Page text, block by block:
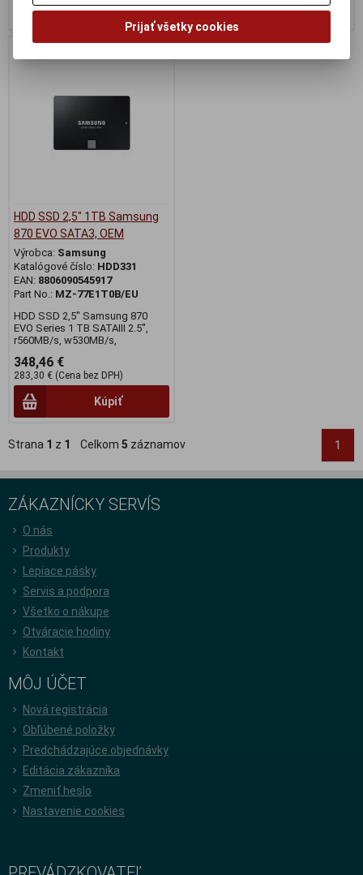
Kúpiť Kúpiť
HDD SSD 2,5" 1TB Samsung
870 EVO SATA3, OEM
Výrobca: Samsung
Katalógové číslo: HDD331
EAN: 8806090545917
Part No.: MZ-77E1T0B/EU
HDD SSD 2,5" Samsung 870
EVO Series 1 TB SATAIII 2.5'',
r560MB/s, w530MB/s,
348,46 €
283,30 € (Cena bez DPH)
Kúpiť
Strana 1 z 1 Celkom 5 záznamov 1
ZÁKAZNÍCKY SERVÍS
O nás
Produkty
Lepiace pásky
Servis a podpora
Všetko o nákupe
Otváracie hodiny
Kontakt
MÔJ ÚČET
Nová registrácia
Obľúbené položky
Predchádzajúce objednávky
Editácia zákazníka
Zmeniť heslo
Nastavenie cookies
Prijať všetky cookies